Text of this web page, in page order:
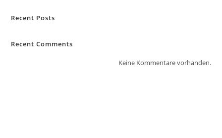
Recent Posts
Recent Comments
Keine Kommentare vorhanden.